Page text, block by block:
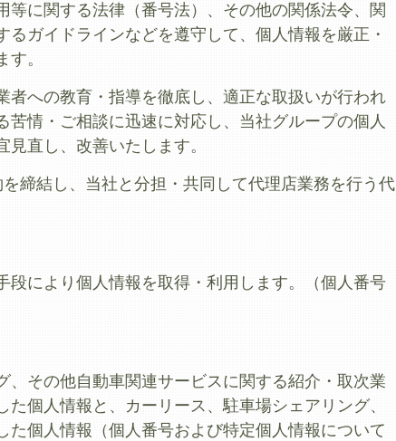
に関する法律（番号法）、その他の関係法令、関
ガイドラインなどを遵守して、個人情報を厳正・
。
への教育・指導を徹底し、適正な取扱いが行われ
情・ご相談に迅速に対応し、当社グループの個人
直し、改善いたします。
締結し、当社と分担・共同して代理店業務を行う代
により個人情報を取得・利用します。（個人番号
その他自動車関連サービスに関する紹介・取次業
個人情報と、カーリース、駐車場シェアリング、
個人情報（個人番号および特定個人情報について